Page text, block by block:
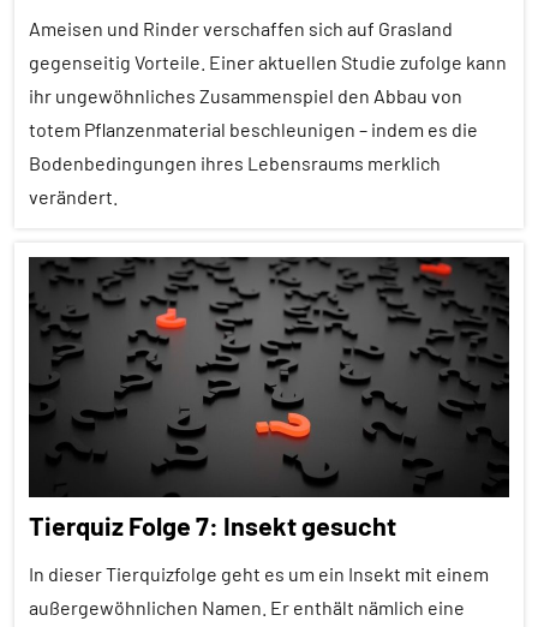
Insekten
Soziale
Organisation
Verwandtschaft
Ameisen und Rinder verschaffen sich auf Grasland
gegenseitig Vorteile. Einer aktuellen Studie zufolge kann
ihr ungewöhnliches Zusammenspiel den Abbau von
totem Pflanzenmaterial beschleunigen – indem es die
Bodenbedingungen ihres Lebensraums merklich
verändert.
Alle
Alle
Themen
Alle
Tiergruppen
Forschung
aktuell
Haustiere
Tierquiz Folge 7: Insekt gesucht
In dieser Tierquizfolge geht es um ein Insekt mit einem
außergewöhnlichen Namen. Er enthält nämlich eine